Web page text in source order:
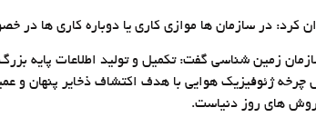
کرد: در سازمان ها موازی کاری یا دوباره کاری ها
زمین شناسی گفت: تکمیل و تولید اطلاعات پایه
چرخه ژئوفیزیک هوایی با هدف اکتشاف ذخایر پنهان و
روش های روز دنیاست.